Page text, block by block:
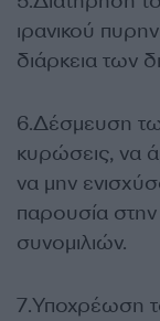
ιρανικού
διάρκεια των
6.Δέσμευση
κυρώσεις, να
να μην
παρουσία
συνομιλιών.
7.Υποχρέωση